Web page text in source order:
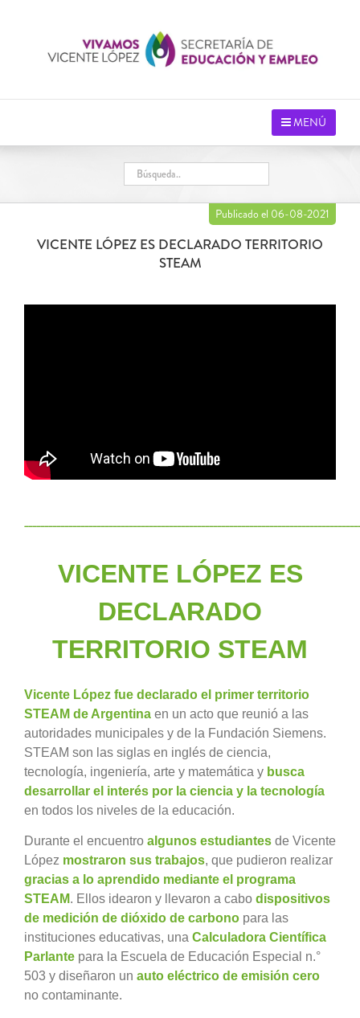
MENÚ
Publicado el 06-08-2021
VICENTE LÓPEZ ES DECLARADO TERRITORIO
STEAM
VICENTE LÓPEZ ES
DECLARADO
TERRITORIO STEAM
Vicente López fue declarado el primer territorio
STEAM de Argentina en un acto que reunió a las
autoridades municipales y de la Fundación Siemens.
STEAM son las siglas en inglés de ciencia,
tecnología, ingeniería, arte y matemática y busca
desarrollar el interés por la ciencia y la tecnología
en todos los niveles de la educación.
Durante el encuentro algunos estudiantes de Vicente
López mostraron sus trabajos, que pudieron realizar
gracias a lo aprendido mediante el programa
STEAM. Ellos idearon y llevaron a cabo dispositivos
de medición de dióxido de carbono para las
instituciones educativas, una Calculadora Científica
Parlante para la Escuela de Educación Especial n.°
503 y diseñaron un auto eléctrico de emisión cero
no contaminante.